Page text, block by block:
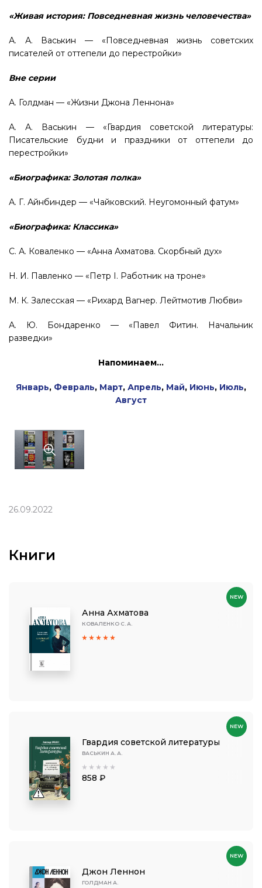
«Живая история: Повседневная жизнь человечества»
А. А. Васькин — «Повседневная жизнь советских
писателей от оттепели до перестройки»
Вне серии
А. Голдман — «Жизни Джона Леннона»
А. А. Васькин — «Гвардия советской литературы:
Писательские будни и праздники от оттепели до
перестройки»
«Биографика: Золотая полка»
А. Г. Айнбиндер — «Чайковский. Неугомонный фатум»
«Биографика: Классика»
С. А. Коваленко — «Анна Ахматова. Скорбный дух»
Н. И. Павленко — «Петр I. Работник на троне»
М. К. Залесская — «Рихард Вагнер. Лейтмотив Любви»
А. Ю. Бондаренко — «Павел Фитин. Начальник
разведки»
Напоминаем…
Январь, Февраль, Март, Апрель, Май, Июнь, Июль,
Август
26.09.2022
Книги
Анна Ахматова
КОВАЛЕНКО С. А.
NEW
Гвардия советской литературы
ВАСЬКИН А. А.
858 ₽
NEW
Джон Леннон
ГОЛДМАН А.
NEW